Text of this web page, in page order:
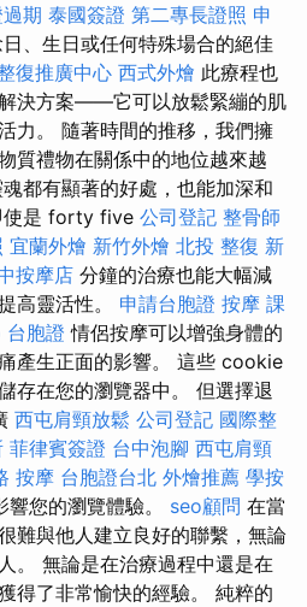
期 泰國簽證 第二專長證照 申
、生日或任何特殊場合的絕佳
復推廣中心 西式外燴 此療程也
決方案——它可以放鬆緊繃的肌
力。 隨著時間的推移，我們擁
質禮物在關係中的地位越來越
都有顯著的好處，也能加深和
使是 forty five 公司登記 整骨師
宜蘭外燴 新竹外燴 北投 整復 新
按摩店 分鐘的治療也能大幅減
高靈活性。 申請台胞證 按摩 課
台胞證 情侶按摩可以增強身體的
產生正面的影響。 這些 cookie
存在您的瀏覽器中。 但選擇退
西屯肩頸放鬆 公司登記 國際整
菲律賓簽證 台中泡腳 西屯肩頸
按摩 台胞證台北 外燴推薦 學按
響您的瀏覽體驗。 seo顧問 在當
難與他人建立良好的聯繫，無論
。 無論是在治療過程中還是在
得了非常愉快的經驗。 純粹的